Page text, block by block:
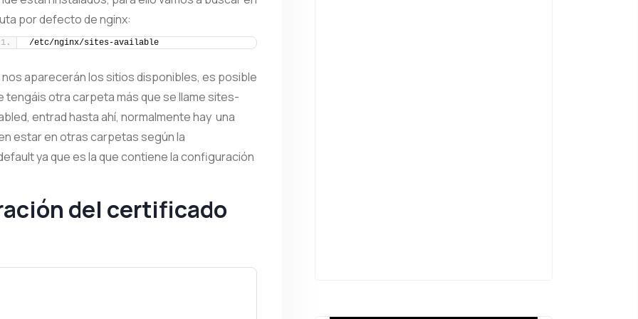
por defecto de nginx:
/etc/nginx/sites-available
nos aparecerán los sitios disponibles, es posible
tengáis otra carpeta más que se llame sites-
entrad hasta ahí, normalmente hay una
estar en otras carpetas según la
ya que es la que contiene la configuración
del certificado